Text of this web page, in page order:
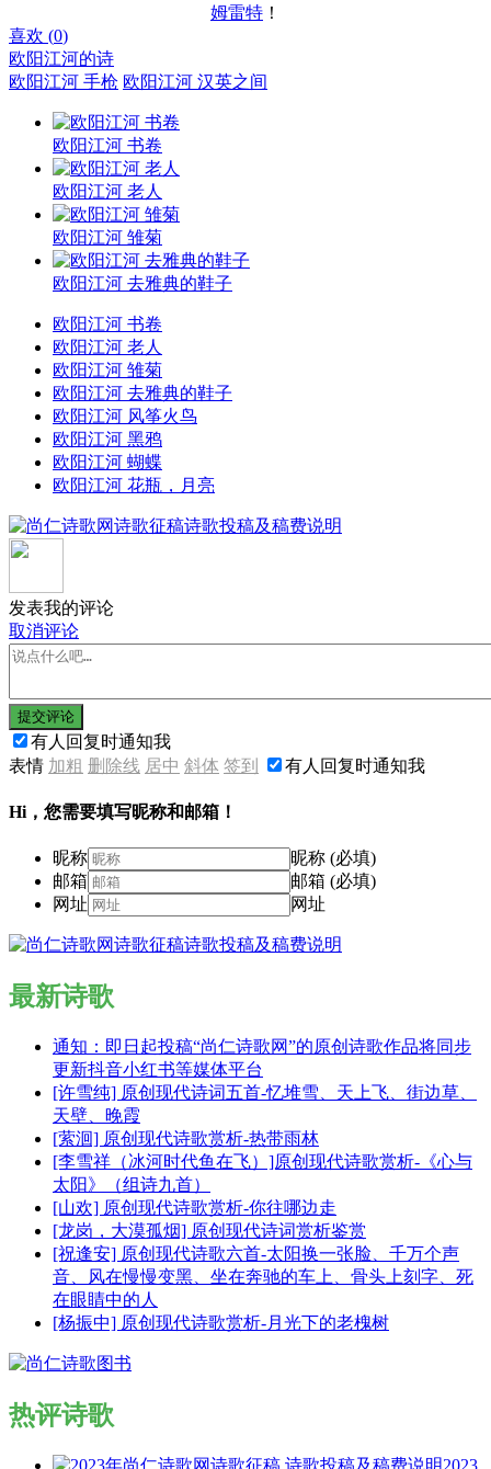
姆雷特 ！
喜欢 (0)
欧阳江河的诗
欧阳江河 手枪 欧阳江河 汉英之间
欧阳江河 书卷
欧阳江河 老人
欧阳江河 雏菊
欧阳江河 去雅典的鞋子
欧阳江河 书卷
欧阳江河 老人
欧阳江河 雏菊
欧阳江河 去雅典的鞋子
欧阳江河 风筝火鸟
欧阳江河 黑鸦
欧阳江河 蝴蝶
欧阳江河 花瓶，月亮
发表我的评论
取消评论
提交评论
有人回复时通知我
表情 加粗 删除线 居中 斜体 签到 有人回复时通知我
Hi，您需要填写昵称和邮箱！
昵称
昵称 (必填)
邮箱
邮箱 (必填)
网址
网址
最新诗歌
通知：即日起投稿“尚仁诗歌网”的原创诗歌作品将同步
更新抖音小红书等媒体平台
[许雪纯] 原创现代诗词五首-忆堆雪、天上飞、街边草、
天壁、晚霞
[萦洄] 原创现代诗歌赏析-热带雨林
[李雪祥（冰河时代鱼在飞）]原创现代诗歌赏析-《心与
太阳》（组诗九首）
[山欢] 原创现代诗歌赏析-你往哪边走
[龙岗，大漠孤烟] 原创现代诗词赏析鉴赏
[祝逢安] 原创现代诗歌六首-太阳换一张脸、千万个声
音、风在慢慢变黑、坐在奔驰的车上、骨头上刻字、死
在眼睛中的人
[杨振中] 原创现代诗歌赏析-月光下的老槐树
热评诗歌
2023